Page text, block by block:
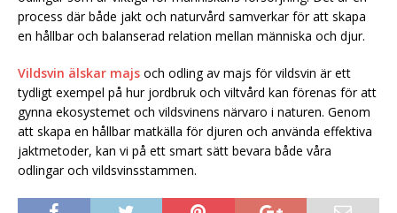
process där både jakt och naturvård samverkar för att skapa
en hållbar och balanserad relation mellan människa och djur.
Vildsvin älskar majs och odling av majs för vildsvin är ett
tydligt exempel på hur jordbruk och viltvård kan förenas för att
gynna ekosystemet och vildsvinens närvaro i naturen. Genom
att skapa en hållbar matkälla för djuren och använda effektiva
jaktmetoder, kan vi på ett smart sätt bevara både våra
odlingar och vildsvinsstammen.